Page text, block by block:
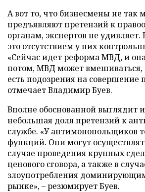
А вот то, что бизнесмены не так
предъявляют претензий к
органам, экспертов не удивляет.
это отсутствием у них
«Сейчас идет реформа МВД, и
потом, МВД может вмешиваться,
есть подозрения на совершение
отмечает Владимир Буев.
Вполне обоснованной выглядит
небольшая доля претензий к
службе. «У антимонопольщиков
функций. Они могут
случае проведения крупных
ценового сговора, а также в
злоупотребления
рынке», – резюмирует Буев.